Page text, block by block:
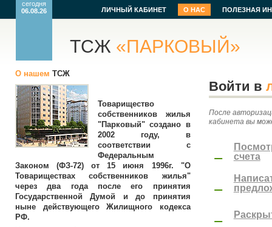
ТСЖ «ПАРКОВЫЙ»
сегодня
06.08.26
ЛИЧНЫЙ КАБИНЕТ О НАС ПОЛЕЗНАЯ
О нашем ТСЖ
Товарищество
собственников жилья
"Парковый" создано в
2002 году, в
соответствии с
Федеральным
Законом (ФЗ-72) от 15 июня 1996г. "О
Товариществах собственников жилья"
через два года после его принятия
Государственной Думой и до принятия
ныне действующего Жилищного кодекса
РФ.
Войти в
После
кабинета вы
счета